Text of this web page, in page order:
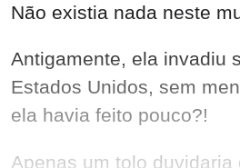
Não existia nada neste
Antigamente, ela invadiu
Estados Unidos, sem
ela havia feito pouco?!